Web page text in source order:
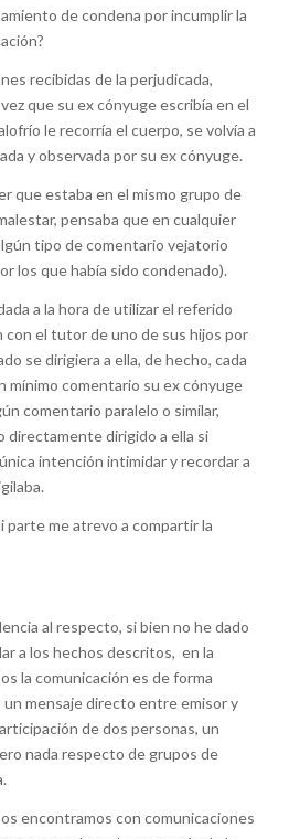
de condena por incumplir la
recibidas de la perjudicada,
que su ex cónyuge escribía en el
le recorría el cuerpo, se volvía a
y observada por su ex cónyuge.
que estaba en el mismo grupo de
pensaba que en cualquier
tipo de comentario vejatorio
los que había sido condenado).
a la hora de utilizar el referido
con el tutor de uno de sus hijos por
se dirigiera a ella, de hecho, cada
mínimo comentario su ex cónyuge
comentario paralelo o similar,
directamente dirigido a ella si
intención intimidar y recordar a
parte me atrevo a compartir la
al respecto, si bien no he dado
a los hechos descritos, en la
la comunicación es de forma
mensaje directo entre emisor y
de dos personas, un
nada respecto de grupos de
encontramos con comunicaciones